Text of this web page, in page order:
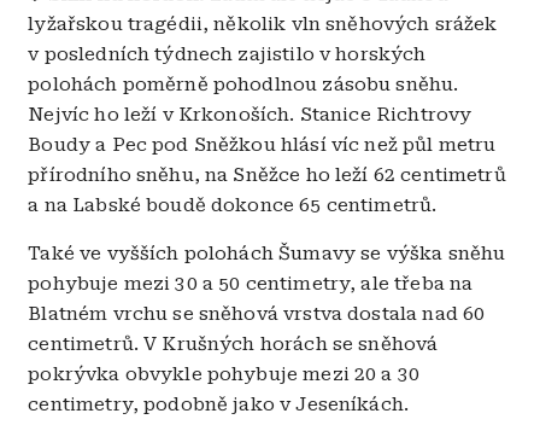
lyžařskou tragédii, několik vln sněhových srážek
v posledních týdnech zajistilo v horských
polohách poměrně pohodlnou zásobu sněhu.
Nejvíc ho leží v Krkonoších. Stanice Richtrovy
Boudy a Pec pod Sněžkou hlásí víc než půl metru
přírodního sněhu, na Sněžce ho leží 62 centimetrů
a na Labské boudě dokonce 65 centimetrů.
Také ve vyšších polohách Šumavy se výška sněhu
pohybuje mezi 30 a 50 centimetry, ale třeba na
Blatném vrchu se sněhová vrstva dostala nad 60
centimetrů. V Krušných horách se sněhová
pokrývka obvykle pohybuje mezi 20 a 30
centimetry, podobně jako v Jeseníkách.